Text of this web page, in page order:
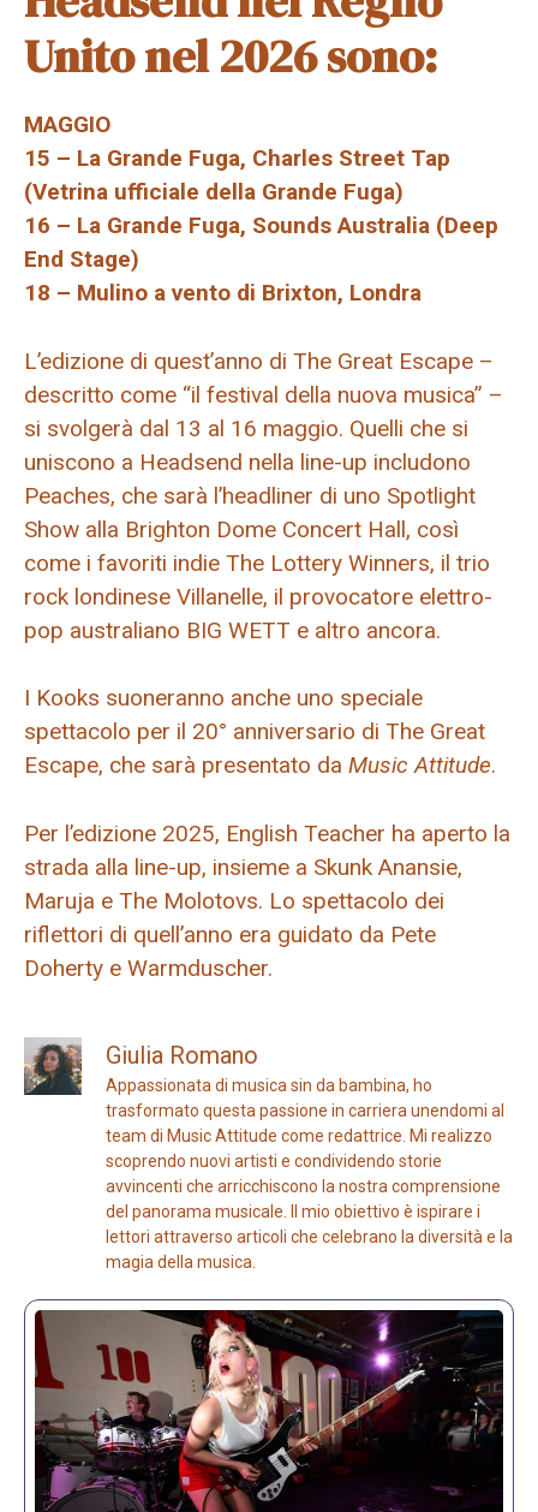
Unito nel 2026 sono:
MAGGIO
15 – La Grande Fuga, Charles Street Tap
(Vetrina ufficiale della Grande Fuga)
16 – La Grande Fuga, Sounds Australia (Deep
End Stage)
18 – Mulino a vento di Brixton, Londra
L’edizione di quest’anno di The Great Escape –
descritto come “il festival della nuova musica” –
si svolgerà dal 13 al 16 maggio. Quelli che si
uniscono a Headsend nella line-up includono
Peaches, che sarà l’headliner di uno Spotlight
Show alla Brighton Dome Concert Hall, così
come i favoriti indie The Lottery Winners, il trio
rock londinese Villanelle, il provocatore elettro-
pop australiano BIG WETT e altro ancora.
I Kooks suoneranno anche uno speciale
spettacolo per il 20° anniversario di The Great
Escape, che sarà presentato da Music Attitude.
Per l’edizione 2025, English Teacher ha aperto la
strada alla line-up, insieme a Skunk Anansie,
Maruja e The Molotovs. Lo spettacolo dei
riflettori di quell’anno era guidato da Pete
Doherty e Warmduscher.
Giulia Romano
Appassionata di musica sin da bambina, ho
trasformato questa passione in carriera unendomi al
team di Music Attitude come redattrice. Mi realizzo
scoprendo nuovi artisti e condividendo storie
avvincenti che arricchiscono la nostra comprensione
del panorama musicale. Il mio obiettivo è ispirare i
lettori attraverso articoli che celebrano la diversità e la
magia della musica.